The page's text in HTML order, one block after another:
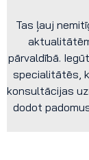
Tas ļauj
pārvaldībā.
specialitātēs,
konsultācijas
dodot